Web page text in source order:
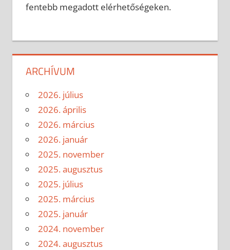
fentebb megadott elérhetőségeken.
ARCHÍVUM
2026. július
2026. április
2026. március
2026. január
2025. november
2025. augusztus
2025. július
2025. március
2025. január
2024. november
2024. augusztus